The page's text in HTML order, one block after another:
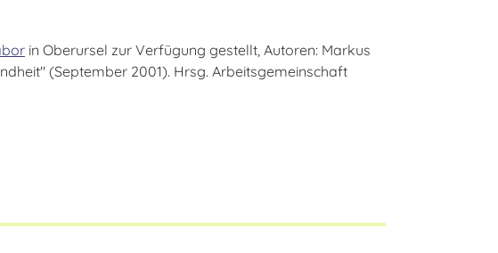
in Oberursel zur Verfügung gestellt, Autoren: Markus
(September 2001). Hrsg. Arbeitsgemeinschaft